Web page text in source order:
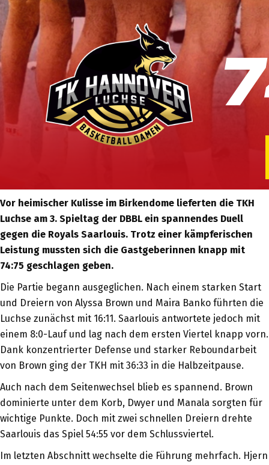
Vor heimischer Kulisse im Birkendome lieferten die TKH
Luchse am 3. Spieltag der DBBL ein spannendes Duell
gegen die Royals Saarlouis. Trotz einer kämpferischen
Leistung mussten sich die Gastgeberinnen knapp mit
74:75 geschlagen geben.
Die Partie begann ausgeglichen. Nach einem starken Start
und Dreiern von Alyssa Brown und Maira Banko führten die
Luchse zunächst mit 16:11. Saarlouis antwortete jedoch mit
einem 8:0-Lauf und lag nach dem ersten Viertel knapp vorn.
Dank konzentrierter Defense und starker Reboundarbeit
von Brown ging der TKH mit 36:33 in die Halbzeitpause.
Auch nach dem Seitenwechsel blieb es spannend. Brown
dominierte unter dem Korb, Dwyer und Manala sorgten für
wichtige Punkte. Doch mit zwei schnellen Dreiern drehte
Saarlouis das Spiel 54:55 vor dem Schlussviertel.
Im letzten Abschnitt wechselte die Führung mehrfach. Hjern